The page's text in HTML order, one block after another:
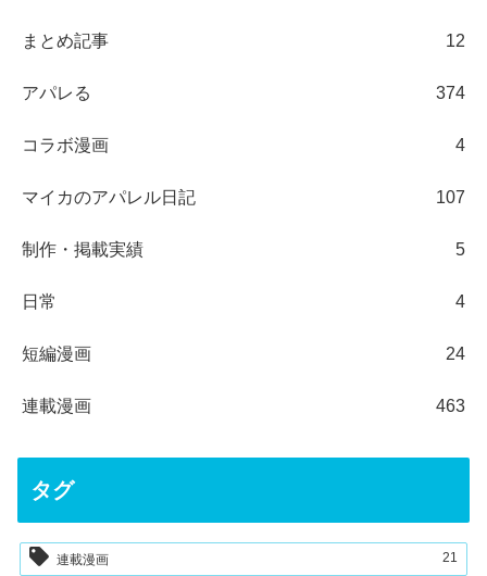
まとめ記事 12
アパレる 374
コラボ漫画 4
マイカのアパレル日記 107
制作・掲載実績 5
日常 4
短編漫画 24
連載漫画 463
タグ
連載漫画 21